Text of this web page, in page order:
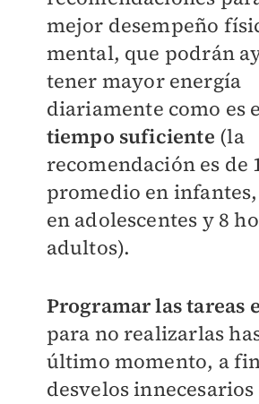
mejor desempeño
mental, que podrán
tener mayor energía
diariamente como es
tiempo suficiente (la
recomendación es de
promedio en
en adolescentes y 8
adultos).
Programar las tareas
para no realizarlas
último momento, a
desvelos